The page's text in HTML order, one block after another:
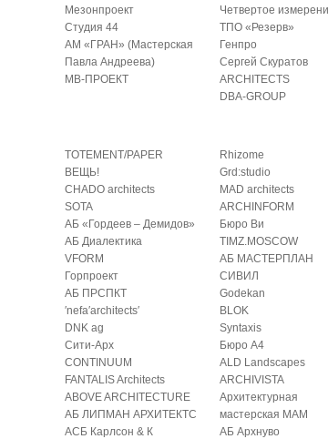
Мезонпроект
Студия 44
АМ «ГРАН» (Мастерская
Павла Андреева)
МВ-ПРОЕКТ
Четвертое
ТПО «Резерв»
Генпро
Сергей Скуратов
ARCHITECTS
DBA-GROUP
TOTEMENT/PAPER
ВЕЩЬ!
CHADO architects
SOTA
АБ «Гордеев – Демидов»
АБ Диалектика
VFORM
Горпроект
АБ ПРСПКТ
′nefa′architects′
DNK ag
Сити-Арх
CONTINUUM
FANTALIS Architects
ABOVE ARCHITECTURE
АБ ЛИПМАН АРХИТЕКТС
АСБ Карлсон & К
Rhizome
Grd:studio
MAD architects
ARCHINFORM
Бюро Ви
TIMZ.MOSCOW
АБ МАСТЕРПЛАН
СИВИЛ
Godekan
BLOK
Syntaxis
Бюро А4
ALD Landscapes
ARCHIVISTA
Архитектурная
мастерская МАМ
АБ Архнуво